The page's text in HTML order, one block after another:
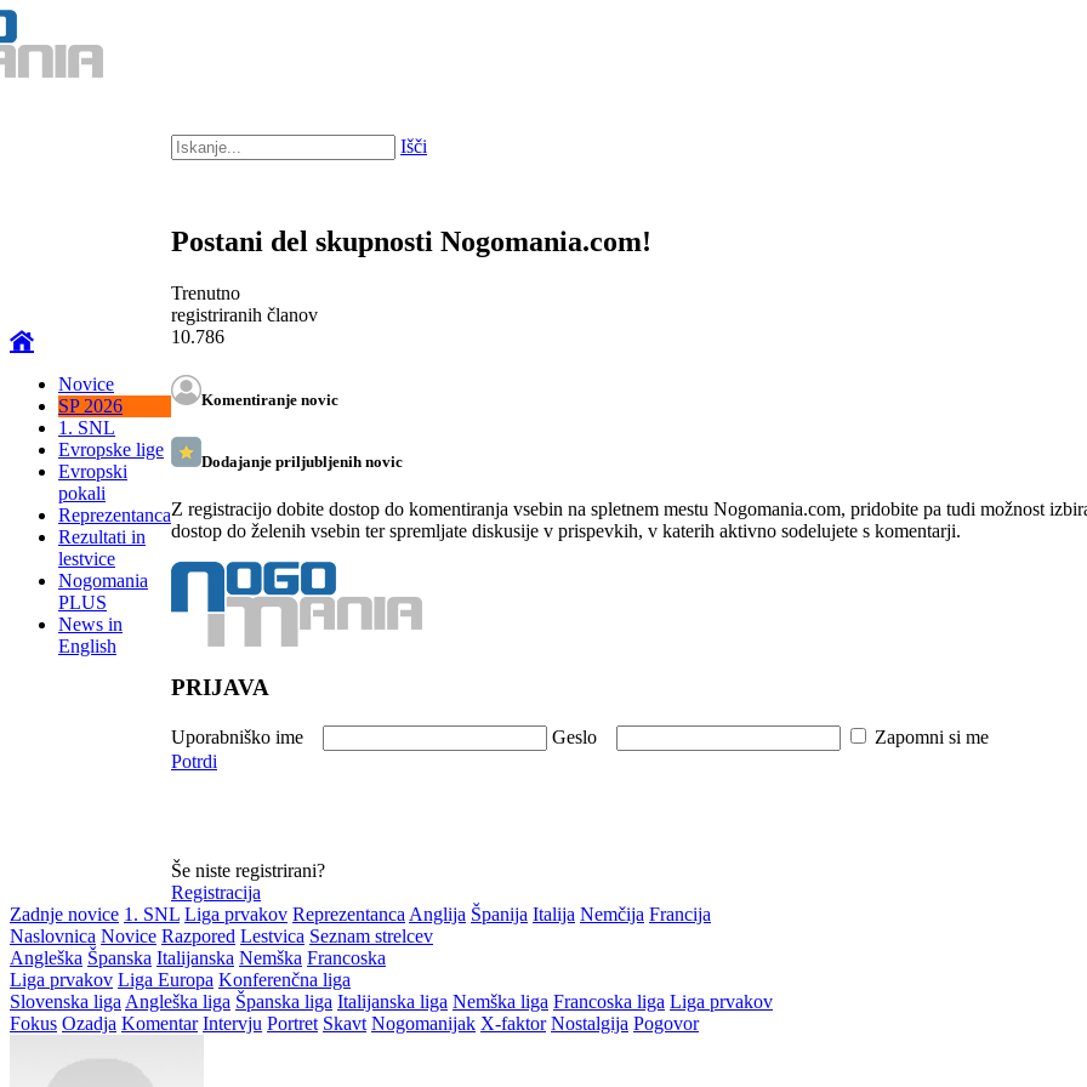
Novice
SP 2026
1. SNL
Evropske lige
Evropski
pokali
Reprezentanca
Rezultati in
lestvice
Nogomania
PLUS
News in
English
Išči
Postani del skupnosti Nogomania.com!
Trenutno
registriranih članov
10.786
Komentiranje novic
Dodajanje priljubljenih novic
Z registracijo dobite dostop do komentiranja vsebin na spletnem mestu Nogomania.com, pridobite pa tudi možnost
dostop do želenih vsebin ter spremljate diskusije v prispevkih, v katerih aktivno sodelujete s komentarji.
PRIJAVA
Uporabniško ime Geslo Zapomni si me
Potrdi
Še niste registrirani?
Registracija
Zadnje novice 1. SNL Liga prvakov Reprezentanca Anglija Španija Italija Nemčija Francija
Naslovnica Novice Razpored Lestvica Seznam strelcev
Angleška Španska Italijanska Nemška Francoska
Liga prvakov Liga Europa Konferenčna liga
Slovenska liga Angleška liga Španska liga Italijanska liga Nemška liga Francoska liga Liga prvakov
Fokus Ozadja Komentar Intervju Portret Skavt Nogomanijak X-faktor Nostalgija Pogovor